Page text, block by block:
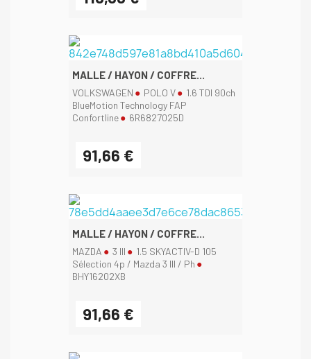
MALLE / HAYON / COFFRE...
VOLKSWAGEN POLO V
1.6 TDI 90ch
BlueMotion Technology FAP
Confortline
6R6827025D
91,66 €
MALLE / HAYON / COFFRE...
MAZDA 3 III
1.5 SKYACTIV-D 105
Sélection 4p / Mazda 3 III / Ph
BHY16202XB
91,66 €